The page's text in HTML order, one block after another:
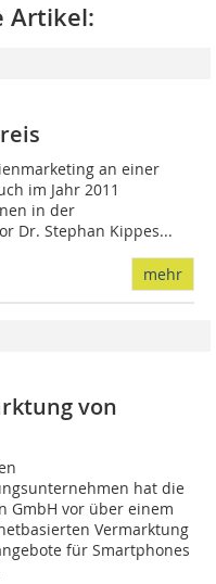
Artikel:
an einer
im Jahr 2011
in der
Dr. Stephan Kippes...
mehr
von
hat die
GmbH vor über einem
Vermarktung
für Smartphones